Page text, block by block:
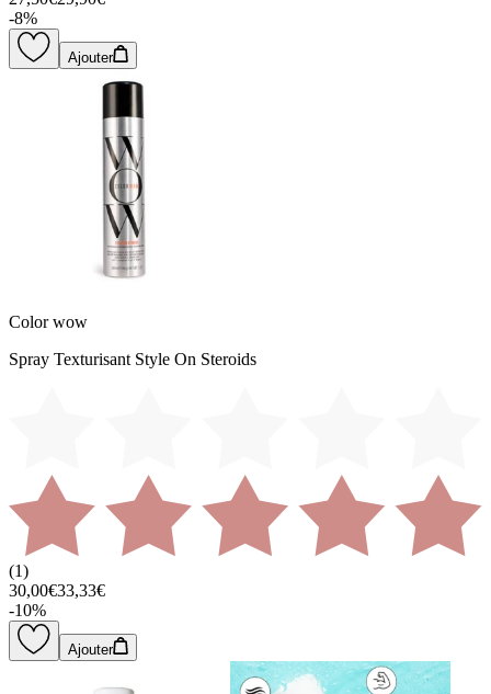
-8%
Ajouter
Color wow
Spray Texturisant Style On Steroids
(1)
30,00€33,33€
-10%
Ajouter